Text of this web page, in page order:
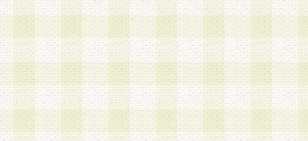
5.当社は、必要と認めた場合、会員に対して、電
手段により登録情報の対象者が会員登録者本人で
の内容が正確であること、アンケートの回答内容
うことができるものとます。
6.会員は、会員登録後当社が定期的に行う登録情
して、当社指定の期間内に更新手続きを行うもの
該期間内に更新手続きを行わない場合、その時点
発行したポイントは失効されるものとします。